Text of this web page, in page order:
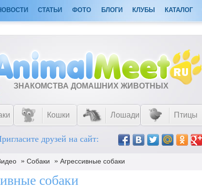
СТАТЬИ ФОТО БЛОГИ КЛУБЫ КАТАЛОГ
ЗНАКОМСТВА ДОМАШНИХ ЖИВОТНЫХ
Кошки Лошади Птицы
друзей на сайт:
» Собаки » Агрессивные собаки
собаки